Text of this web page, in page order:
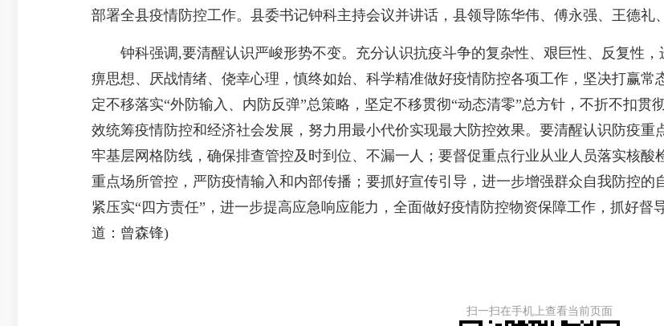
部署全县疫情防控工作。县委书记钟科主持会议并讲话，县领导陈华伟、傅永强、王德礼
钟科强调,要清醒认识严峻形势不变。充分认识抗疫斗争的复杂性、艰巨性、反复性，
痹思想、厌战情绪、侥幸心理，慎终如始、科学精准做好疫情防控各项工作，坚决打赢
定不移落实“外防输入、内防反弹”总策略，坚定不移贯彻“动态清零”总方针，不折不扣
效统筹疫情防控和经济社会发展，努力用最小代价实现最大防控效果。要清醒认识防疫
牢基层网格防线，确保排查管控及时到位、不漏一人；要督促重点行业从业人员落实核酸
重点场所管控，严防疫情输入和内部传播；要抓好宣传引导，进一步增强群众自我防控
紧压实“四方责任”，进一步提高应急响应能力，全面做好疫情防控物资保障工作，抓好
道：曾森锋)
扫一扫在手机上查看当前页面